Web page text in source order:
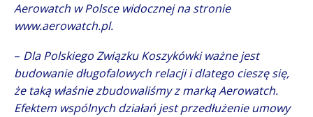
Aerowatch w Polsce widocznej na stronie
www.aerowatch.pl.
– Dla Polskiego Związku Koszykówki ważne jest
budowanie długofalowych relacji i dlatego cieszę się,
że taką właśnie zbudowaliśmy z marką Aerowatch.
Efektem wspólnych działań jest przedłużenie umowy